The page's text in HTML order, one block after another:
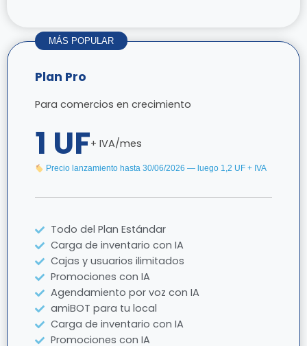
MÁS POPULAR
Plan Pro
Para comercios en crecimiento
1 UF+ IVA/mes
Precio lanzamiento hasta 30/06/2026 — luego 1,2 UF + IVA
Todo del Plan Estándar
Carga de inventario con IA
Cajas y usuarios ilimitados
Promociones con IA
Agendamiento por voz con IA
amiBOT para tu local
Carga de inventario con IA
Promociones con IA